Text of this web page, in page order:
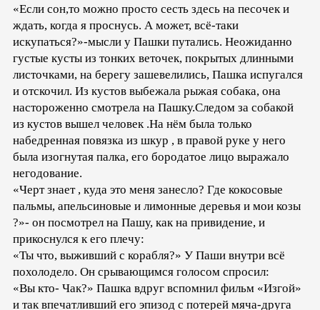
«Если сон,то можно просто сесть здесь на песочек и
ждать, когда я проснусь. А может, всё-таки
искупаться?»-мысли у Пашки путались. Неожиданно
густые кусты из тонких веточек, покрытых длинными
листочками, на берегу зашевелились, Пашка испугался
и отскочил. Из кустов выбежала рыжая собака, она
настороженно смотрела на Пашку.Следом за собакой
из кустов вышел человек .На нём была только
набедренная повязка из шкур , в правой руке у него
была изогнутая палка, его бородатое лицо выражало
негодование.
«Черт знает , куда это меня занесло? Где кокосовые
пальмы, апельсиновые и лимонные деревья и мои козы
?»- он посмотрел на Пашу, как на привидение, и
прикоснулся к его плечу:
«Ты что, выживший с корабля?» У Паши внутри всё
похолодело. Он срывающимся голосом спросил:
«Вы кто- Чак?» Пашка вдруг вспомнил фильм «Изгой»
и так впечатливший его эпизод с потерей мяча-друга